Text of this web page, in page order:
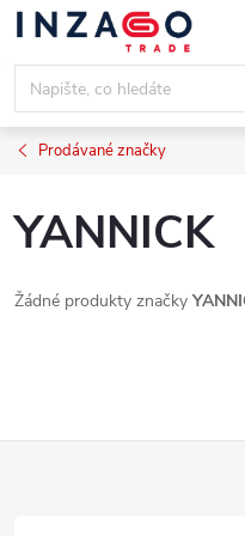
Přejít
obsah
Prodávané značky
YANNICK
Žádné produkty značky